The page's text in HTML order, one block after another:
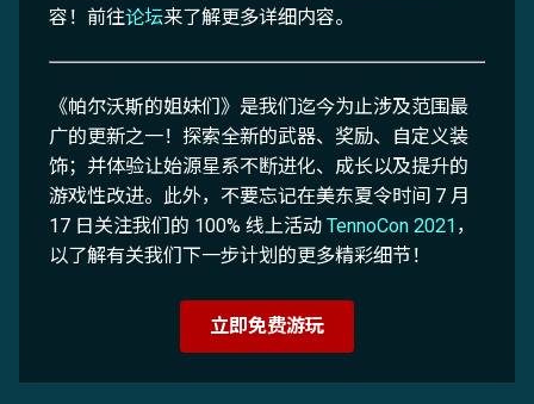
容！前往论坛来了解更多详细内容。
《帕尔沃斯的姐妹们》是我们迄今为止涉及范围最
广的更新之一！探索全新的武器、奖励、自定义装
饰；并体验让始源星系不断进化、成长以及提升的
游戏性改进。此外，不要忘记在美东夏令时间 7 月
17 日关注我们的 100% 线上活动 TennoCon 2021 ，
以了解有关我们下一步计划的更多精彩细节！
立即免费游玩